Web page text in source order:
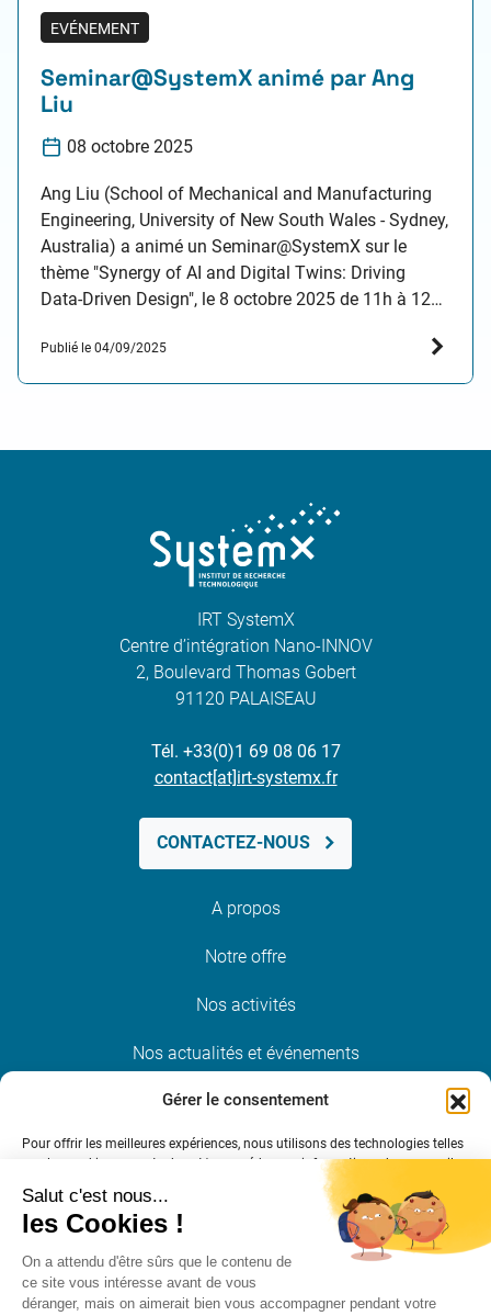
Gérer le consentement
Pour offrir les meilleures expériences, nous utilisons des technologies telles
que les cookies pour stocker et/ou accéder aux informations des appareils.
Le fait de consentir à ces technologies nous permettra de traiter des
données telles que le comportement de navigation ou les ID uniques sur ce
site. Le fait de ne pas consentir ou de retirer son consentement peut avoir
un effet négatif sur certaines caractéristiques et fonctions.
Gérer les services
EVÉNEMENT
Seminar@SystemX animé par Ang
Liu
08 octobre 2025
Ang Liu (School of Mechanical and Manufacturing
Engineering, University of New South Wales - Sydney,
Australia) a animé un Seminar@SystemX sur le
thème "Synergy of AI and Digital Twins: Driving
Data-Driven Design", le 8 octobre 2025 de 11h à 12h.
programme Jumeaux Numériques des systèmes
Publié le 04/09/2025
IRT SystemX
Centre d’intégration Nano-INNOV
2, Boulevard Thomas Gobert
91120 PALAISEAU
Tél. +33(0)1 69 08 06 17
contact[at]irt-systemx.fr
CONTACTEZ-NOUS
A propos
Notre offre
Nos activités
Nos actualités et événements
Nous rejoindre
Restez informé
S’INSCRIRE À LA NEWSLETTER